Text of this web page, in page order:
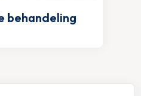
behandeling